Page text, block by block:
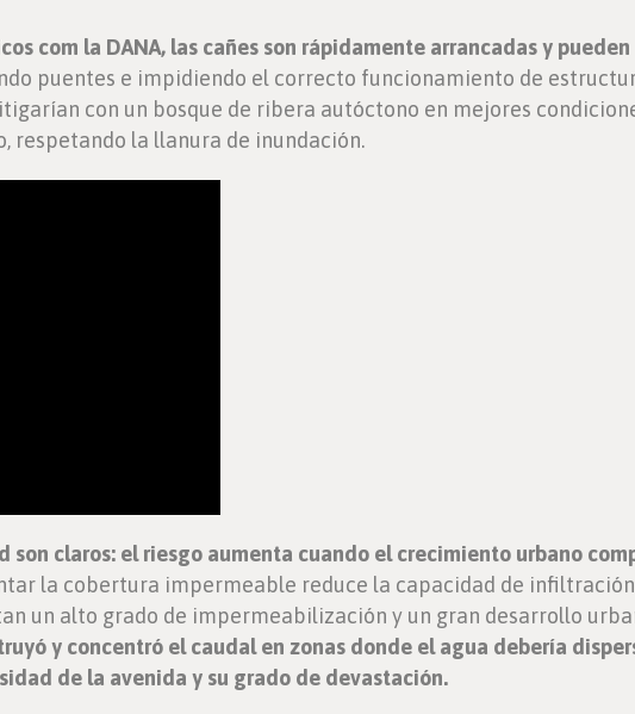
com la DANA, las cañes son rápidamente arrancadas y pueden
puentes e impidiendo el correcto funcionamiento de
con un bosque de ribera autóctono en mejores
respetando la llanura de inundación.
son claros: el riesgo aumenta cuando el crecimiento urbano
la cobertura impermeable reduce la capacidad de
un alto grado de impermeabilización y un gran desarrollo
y concentró el caudal en zonas donde el agua debería
de la avenida y su grado de devastación.